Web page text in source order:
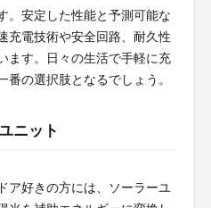
。安定した性能と予測可能な
充電技術や安全回路、耐久性
ます。日々の生活で手軽に充
番の選択肢となるでしょう。
ニット
ア好きの方には、ソーラーユ